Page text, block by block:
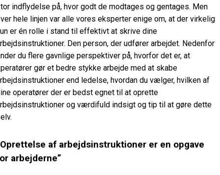
indflydelse på, hvor godt de modtages og gentages. Men
hele linjen var alle vores eksperter enige om, at der virkelig
er én rolle i stand til effektivt at skrive dine
Den person, der udfører arbejdet. Nedenfor
du flere gavnlige perspektiver på, hvorfor det er, at
gør et bedre stykke arbejde med at skabe
end ledelse, hvordan du vælger, hvilken af
operatører der er bedst egnet til at oprette
og værdifuld indsigt og tip til at gøre dette
af arbejdsinstruktioner er en opgave
arbejderne”